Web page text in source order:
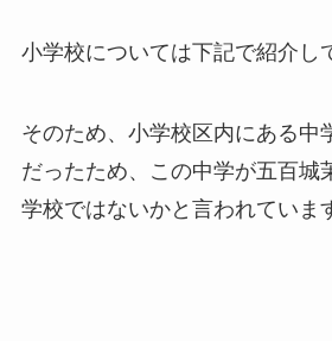
小学校については下記で紹介し
そのため、小学校区内にある中
だったため、この中学が五百城
学校ではないかと言われていま